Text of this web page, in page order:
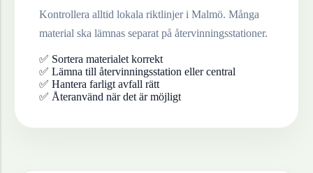
Kontrollera alltid lokala riktlinjer i Malmö. Många
material ska lämnas separat på återvinningsstationer.
✅ Sortera materialet korrekt
✅ Lämna till återvinningsstation eller central
✅ Hantera farligt avfall rätt
✅ Återanvänd när det är möjligt